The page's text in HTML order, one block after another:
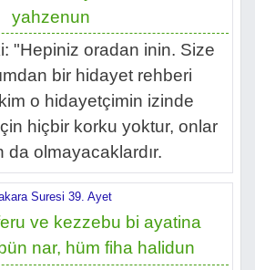
yahzenun
"Hepiniz oradan inin. Size
bir hidayet rehberi
o hidayetçimin izinde
hiçbir korku yoktur, onlar
da olmayacaklardır.
Suresi 39. Ayet
ve kezzebu bi ayatina
nar, hüm fiha halidun